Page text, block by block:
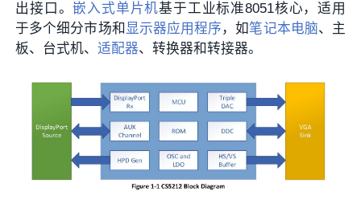
出接口。嵌入式单片机基于工业标准8051核心，适用
于多个细分市场和 显示器应用程序 ，如笔记本电脑、主
板、台式机、适配器、转换器和转接器。